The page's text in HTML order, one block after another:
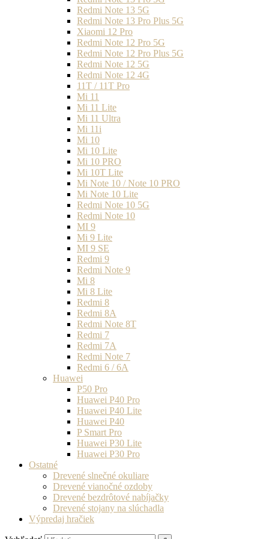
Redmi Note 13 5G
Redmi Note 13 Pro Plus 5G
Xiaomi 12 Pro
Redmi Note 12 Pro 5G
Redmi Note 12 Pro Plus 5G
Redmi Note 12 5G
Redmi Note 12 4G
11T / 11T Pro
Mi 11
Mi 11 Lite
Mi 11 Ultra
Mi 11i
Mi 10
Mi 10 Lite
Mi 10 PRO
Mi 10T Lite
Mi Note 10 / Note 10 PRO
Mi Note 10 Lite
Redmi Note 10 5G
Redmi Note 10
MI 9
Mi 9 Lite
MI 9 SE
Redmi 9
Redmi Note 9
Mi 8
Mi 8 Lite
Redmi 8
Redmi 8A
Redmi Note 8T
Redmi 7
Redmi 7A
Redmi Note 7
Redmi 6 / 6A
Huawei
P50 Pro
Huawei P40 Pro
Huawei P40 Lite
Huawei P40
P Smart Pro
Huawei P30 Lite
Huawei P30 Pro
Ostatné
Drevené slnečné okuliare
Drevené vianočné ozdoby
Drevené bezdrôtové nabíjačky
Drevené stojany na slúchadla
Výpredaj hračiek